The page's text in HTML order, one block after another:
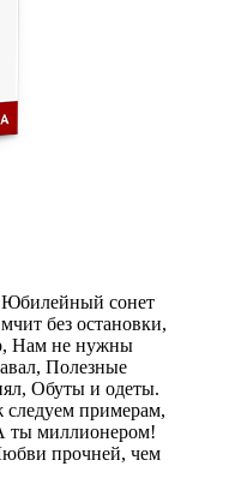
сонет
без остановки,
Нам не нужны
Полезные
Обуты и одеты.
примерам,
ты миллионером!
прочней, чем